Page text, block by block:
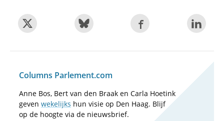
Columns Parlement.com
Anne Bos, Bert van den Braak en Carla Hoetink
geven wekelijks hun visie op Den Haag. Blijf
op de hoogte via de nieuwsbrief.